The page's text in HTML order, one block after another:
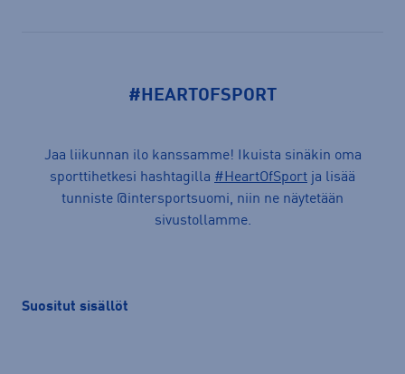
#HEARTOFSPORT
Jaa liikunnan ilo kanssamme! Ikuista sinäkin oma
sporttihetkesi hashtagilla #HeartOfSport ja lisää
tunniste @intersportsuomi, niin ne näytetään
sivustollamme.
Suositut sisällöt